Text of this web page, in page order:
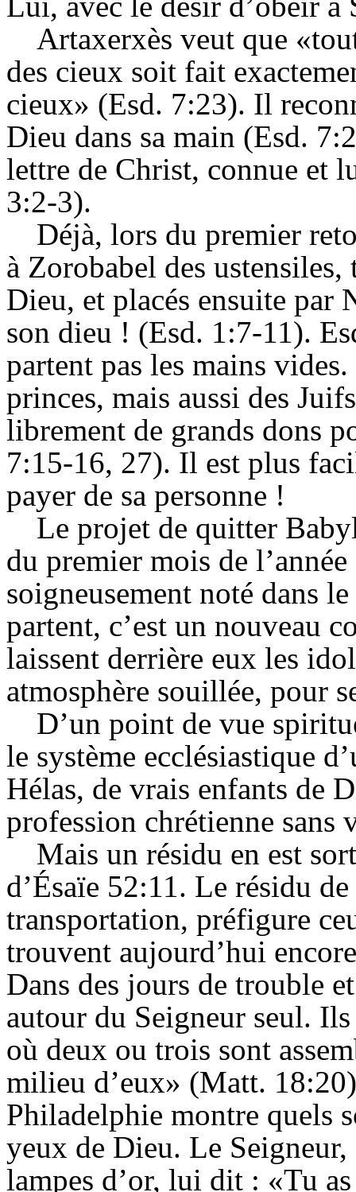
Artaxerxès veut que
des cieux soit fait
cieux» (Esd. 7:23). Il
Dieu dans sa main (Esd.
lettre de Christ, connue et
3:2-3).
Déjà, lors du premier
à Zorobabel des
Dieu, et placés ensuite par
son dieu ! (Esd. 1:7-11).
partent pas les mains
princes, mais aussi des
librement de grands dons
7:15-16, 27). Il est plus
payer de sa personne !
Le projet de quitter
du premier mois de
soigneusement noté dans
partent, c’est un nouveau
laissent derrière eux les
atmosphère souillée, pour
D’un point de vue
le système ecclésiastique
Hélas, de vrais enfants de
profession chrétienne sans
Mais un résidu en est
d’Ésaïe 52:11. Le résidu
transportation, préfigure
trouvent aujourd’hui
Dans des jours de trouble
autour du Seigneur seul.
où deux ou trois sont
milieu d’eux» (Matt.
Philadelphie montre quels
yeux de Dieu. Le
lampes d’or, lui dit : «Tu